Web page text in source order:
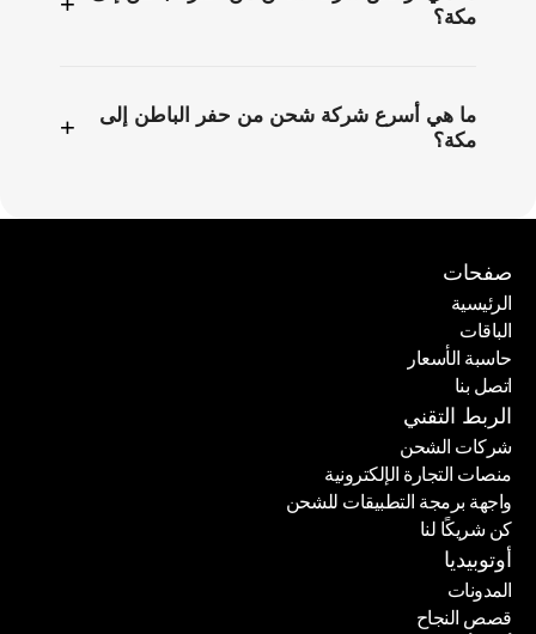
مكة؟
ما هي أسرع شركة شحن من حفر الباطن إلى
مكة؟
+
صفحات
الرئيسية
الرئيسية
الباقات
الباقات
حاسبة الأسعار
حاسبة الأسعار
اتصل بنا
اتصل بنا
الربط التقني
شركات الشحن
شركات الشحن
منصات التجارة الإلكترونية
منصات التجارة الإلكترونية
واجهة برمجة التطبيقات للشحن
واجهة برمجة التطبيقات للشحن
كن شريكًا لنا
كن شريكًا لنا
أوتوبيديا
المدونات
المدونات
قصص النجاح